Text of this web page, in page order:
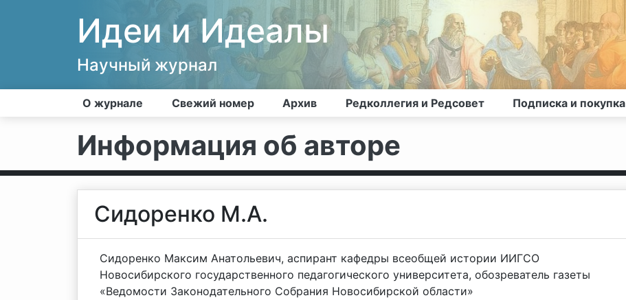
Идеи и Идеалы
Научный журнал
О журнале Свежий номер Архив Редколлегия и Редсовет Подписка и покупка
Информация об авторе
Сидоренко М.А.
Сидоренко Максим Анатольевич, аспирант кафедры всеобщей истории ИИГСО
Новосибирского государственного педагогического университета, обозреватель газеты
«Ведомости Законодательного Собрания Новосибирской области»